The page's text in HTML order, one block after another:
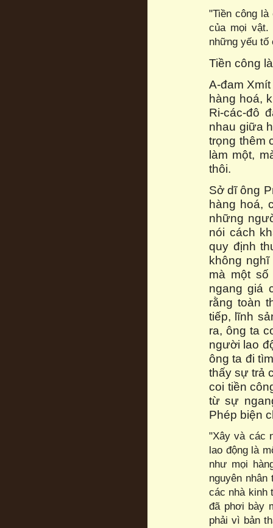
"Tiền công
của mọi
những yếu tố
Tiền công
A-đam
hàng hoá,
Ri-các-đô
nhau giữa
trọng thêm
làm một,
thôi.
Sở dĩ ông
hàng hoá,
những
nói cách
quy định
không
mà một
ngang giá
rằng toàn
tiếp, lĩnh
ra, ông ta
người lao
ông ta đi
thấy sự trả
coi tiền
từ sự
Phép biện
"Xây và các
lao động là
như mọi
nguyên
các nhà kinh
đã phơi bày
phải vì bản